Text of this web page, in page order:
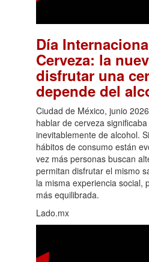
Día
Cerveza: la
disfrutar una
depende del
Ciudad de México, junio
hablar de cerveza
inevitablemente de alcohol.
hábitos de consumo están
vez más personas buscan
permitan disfrutar el mismo
la misma experiencia social,
más equilibrada.
Lado.mx